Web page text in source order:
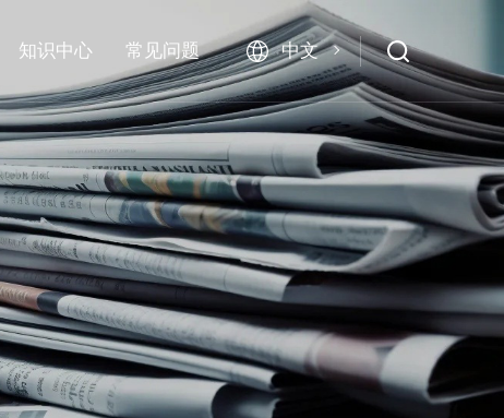
中文
知识中心 常见问题